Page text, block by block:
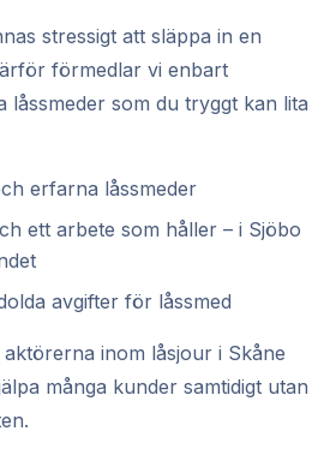
stressigt att släppa in en
förmedlar vi enbart
låssmeder som du tryggt kan lita
erfarna låssmeder
ett arbete som håller – i Sjöbo
avgifter för låssmed
inom låsjour i Skåne
många kunder samtidigt utan